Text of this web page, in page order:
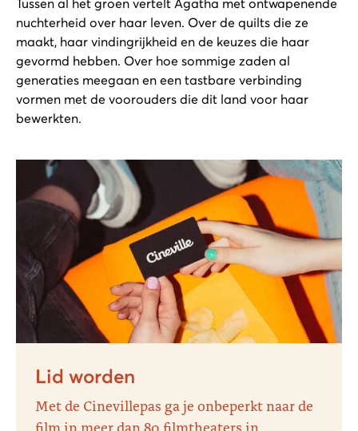
Tussen al het groen vertelt Agatha met ontwapenende
nuchterheid over haar leven. Over de quilts die ze
maakt, haar vindingrijkheid en de keuzes die haar
gevormd hebben. Over hoe sommige zaden al
generaties meegaan en een tastbare verbinding
vormen met de voorouders die dit land voor haar
bewerkten.
Lid worden
Met de Cinevillepas ga je onbeperkt naar de
film in meer dan 80 filmtheaters in